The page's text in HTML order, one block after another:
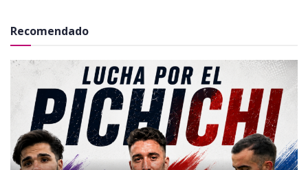
Recomendado